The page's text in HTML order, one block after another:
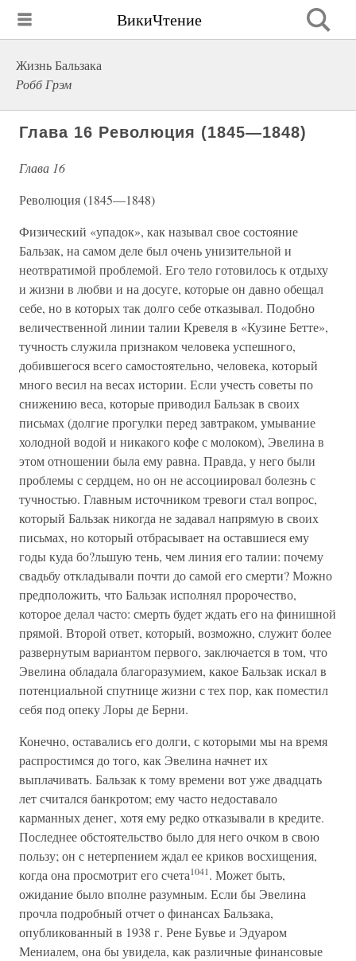
ВикиЧтение
Жизнь Бальзака
Робб Грэм
Глава 16 Революция (1845—1848)
Глава 16
Революция (1845—1848)
Физический «упадок», как называл свое состояние
Бальзак, на самом деле был очень унизительной и
неотвратимой проблемой. Его тело готовилось к отдыху
и жизни в любви и на досуге, которые он давно обещал
себе, но в которых так долго себе отказывал. Подобно
величественной линии талии Кревеля в «Кузине Бетте»,
тучность служила признаком человека успешного,
добившегося всего самостоятельно, человека, который
много весил на весах истории. Если учесть советы по
снижению веса, которые приводил Бальзак в своих
письмах (долгие прогулки перед завтраком, умывание
холодной водой и никакого кофе с молоком), Эвелина в
этом отношении была ему равна. Правда, у него были
проблемы с сердцем, но он не ассоциировал болезнь с
тучностью. Главным источником тревоги стал вопрос,
который Бальзак никогда не задавал напрямую в своих
письмах, но который отбрасывает на оставшиеся ему
годы куда бо?льшую тень, чем линия его талии: почему
свадьбу откладывали почти до самой его смерти? Можно
предположить, что Бальзак исполнял пророчество,
которое делал часто: смерть будет ждать его на финишной
прямой. Второй ответ, который, возможно, служит более
развернутым вариантом первого, заключается в том, что
Эвелина обладала благоразумием, какое Бальзак искал в
потенциальной спутнице жизни с тех пор, как поместил
себя под опеку Лоры де Берни.
Конечно, оставались его долги, с которыми мы на время
распростимся до того, как Эвелина начнет их
выплачивать. Бальзак к тому времени вот уже двадцать
лет считался банкротом; ему часто недоставало
карманных денег, хотя ему редко отказывали в кредите.
Последнее обстоятельство было для него очком в свою
пользу; он с нетерпением ждал ее криков восхищения,
когда она просмотрит его счета1041. Может быть,
ожидание было вполне разумным. Если бы Эвелина
прочла подробный отчет о финансах Бальзака,
опубликованный в 1938 г. Рене Бувье и Эдуаром
Мениалем, она бы увидела, как различные финансовые